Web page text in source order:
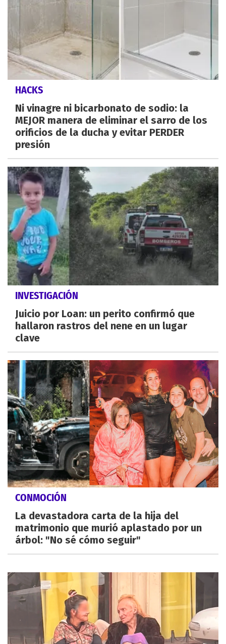
HACKS
Ni vinagre ni bicarbonato de sodio: la
MEJOR manera de eliminar el sarro de los
orificios de la ducha y evitar PERDER
presión
INVESTIGACIÓN
Juicio por Loan: un perito confirmó que
hallaron rastros del nene en un lugar
clave
CONMOCIÓN
La devastadora carta de la hija del
matrimonio que murió aplastado por un
árbol: "No sé cómo seguir"